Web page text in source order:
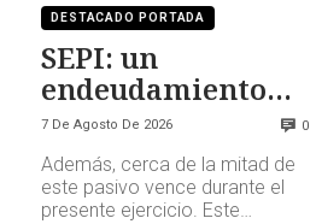
DESTACADO PORTADA
SEPI: un
endeudamiento
insostenible
7 De Agosto De 2026 0
Además, cerca de la mitad de
este pasivo vence durante el
presente ejercicio. Este